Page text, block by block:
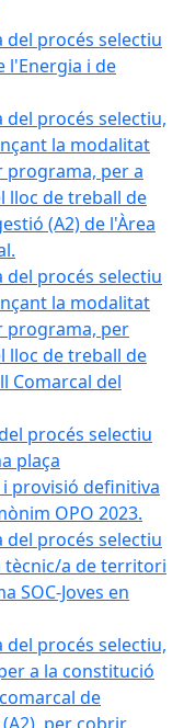
del procés selectiu
l'Energia i de
del procés selectiu,
la modalitat
per a
lloc de treball de
(A2) de l'Àrea
del procés selectiu
la modalitat
programa, per
lloc de treball de
Comarcal del
procés selectiu
plaça
provisió definitiva
OPO 2023.
del procés selectiu
tècnic/a de territori
SOC-Joves en
del procés selectiu,
a la constitució
de